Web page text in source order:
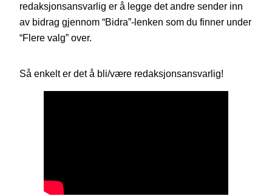
redaksjonsansvarlig er å legge det andre sender inn
av bidrag gjennom “Bidra”-lenken som du finner under
“Flere valg” over.
Så enkelt er det å bli/være redaksjonsansvarlig!